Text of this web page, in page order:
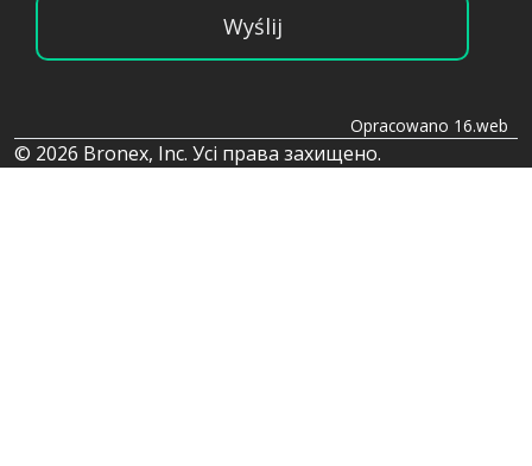
Wyślij
Opracowano 16.web
© 2026 Bronex, Inc. Усі права захищено.